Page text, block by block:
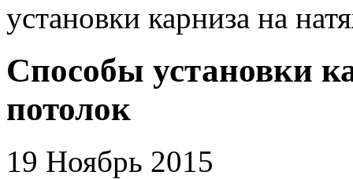
установки карниза на
Способы установки
потолок
19 Ноябрь 2015